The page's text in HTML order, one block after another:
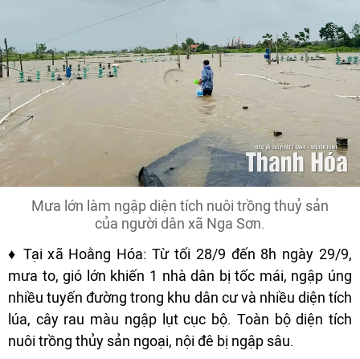
Mưa lớn làm ngập diện tích nuôi trồng thuỷ sản
của người dân xã Nga Sơn.
♦ Tại xã Hoằng Hóa: Từ tối 28/9 đến 8h ngày 29/9,
mưa to, gió lớn khiến 1 nhà dân bị tốc mái, ngập úng
nhiều tuyến đường trong khu dân cư và nhiều diện tích
lúa, cây rau màu ngập lụt cục bộ. Toàn bộ diện tích
nuôi trồng thủy sản ngoại, nội đê bị ngập sâu.